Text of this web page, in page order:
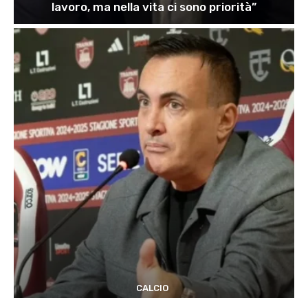
lavoro, ma nella vita ci sono priorità”
CALCIO